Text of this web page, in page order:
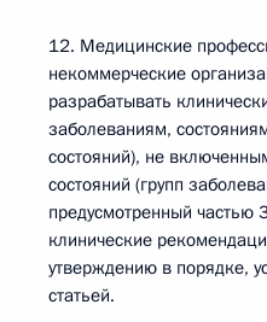
12. Медицинские
некоммерческие
разрабатывать
заболеваниям,
состояний), не
состояний (групп
предусмотренный частью
клинические
утверждению в порядке,
статьей.